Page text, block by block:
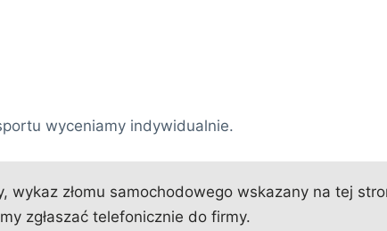
wyceniamy indywidualnie.
wykaz złomu samochodowego wskazany na tej
zgłaszać telefonicznie do firmy.